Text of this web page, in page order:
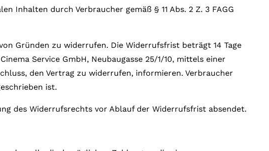
durch Verbraucher gemäß § 11 Abs. 2 Z. 3 FAGG
Gründen zu widerrufen. Die Widerrufsfrist beträgt 14 Tage
Service GmbH, Neubaugasse 25/1/10, mittels einer
den Vertrag zu widerrufen, informieren. Verbraucher
ist.
des Widerrufsrechts vor Ablauf der Widerrufsfrist absendet.